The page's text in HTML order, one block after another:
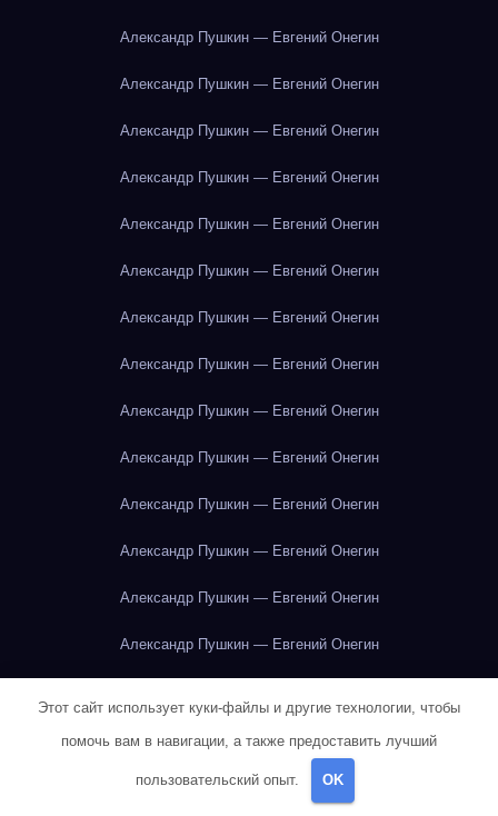
Александр Пушкин — Евгений Онегин
Александр Пушкин — Евгений Онегин
Александр Пушкин — Евгений Онегин
Александр Пушкин — Евгений Онегин
Александр Пушкин — Евгений Онегин
Александр Пушкин — Евгений Онегин
Александр Пушкин — Евгений Онегин
Александр Пушкин — Евгений Онегин
Александр Пушкин — Евгений Онегин
Александр Пушкин — Евгений Онегин
Александр Пушкин — Евгений Онегин
Александр Пушкин — Евгений Онегин
Александр Пушкин — Евгений Онегин
Александр Пушкин — Евгений Онегин
Александр Пушкин — Евгений Онегин
Альбер Камю — Посторонний Альбер Камю — Посторонний
Этот сайт использует куки-файлы и другие технологии, чтобы
помочь вам в навигации, а также предоставить лучший
пользовательский опыт. OK